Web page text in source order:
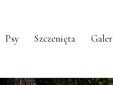
Psy Szczenięta